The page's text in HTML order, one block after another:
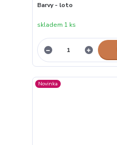
Barvy - loto
skladem 1 ks
Novinka